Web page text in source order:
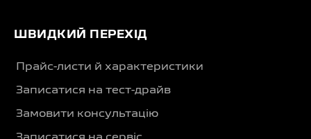
ШВИДКИЙ ПЕРЕХІД
Прайс-листи й характеристики
Записатися на тест-драйв
Замовити консультацію